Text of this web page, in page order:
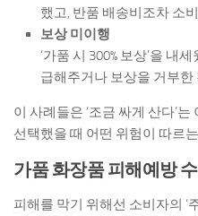
했고, 반품 배송비조차 소
보상 미이행
‘가품 시 300% 보상’을 내
급해주거나 보상을 거부한
이 사례들은 ‘조금 싸게 산다’
선택했을 때 어떤 위험이 따르
가품 화장품 피해예방
피해를 막기 위해선 소비자의 ‘